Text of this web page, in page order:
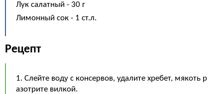
Лук салатный - 30 г
Лимонный сок - 1 ст.л.
Рецепт
1. Слейте воду с консервов, удалите хребет, мякоть р
азотрите вилкой.